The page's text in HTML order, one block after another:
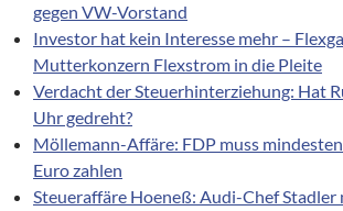
gegen VW-Vorstand
Investor hat kein Interesse mehr –
Mutterkonzern Flexstrom in die Pleite
Verdacht der Steuerhinterziehung: Hat
Uhr gedreht?
Möllemann-Affäre: FDP muss
Euro zahlen
Steueraffäre Hoeneß: Audi-Chef Stadler